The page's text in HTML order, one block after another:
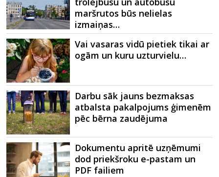
maršrutos būs nelielas
izmaiņas…
Vai vasaras vidū pietiek tikai ar
ogām un kuru uzturvielu…
Darbu sāk jauns bezmaksas
atbalsta pakalpojums ģimenēm
pēc bērna zaudējuma
Dokumentu apritē uzņēmumi
dod priekšroku e-pastam un
PDF failiem